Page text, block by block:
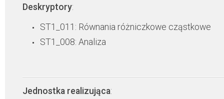
Deskryptory:
ST1_011: Równania różniczkowe cząstkowe
ST1_008: Analiza
Jednostka realizująca: